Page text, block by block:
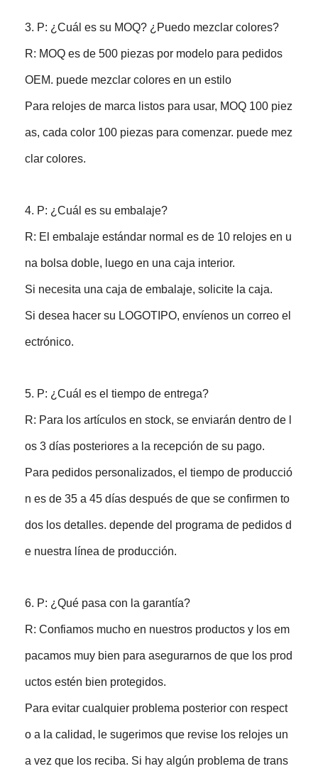
3. P: ¿Cuál es su MOQ? ¿Puedo mezclar colores?
R: MOQ es de 500 piezas por modelo para pedidos
OEM. puede mezclar colores en un estilo
Para relojes de marca listos para usar, MOQ 100 piez
as, cada color 100 piezas para comenzar. puede mez
clar colores.
4. P: ¿Cuál es su embalaje?
R: El embalaje estándar normal es de 10 relojes en u
na bolsa doble, luego en una caja interior.
Si necesita una caja de embalaje, solicite la caja.
Si desea hacer su LOGOTIPO, envíenos un correo el
ectrónico.
5. P: ¿Cuál es el tiempo de entrega?
R: Para los artículos en stock, se enviarán dentro de l
os 3 días posteriores a la recepción de su pago.
Para pedidos personalizados, el tiempo de producció
n es de 35 a 45 días después de que se confirmen to
dos los detalles. depende del programa de pedidos d
e nuestra línea de producción.
6. P: ¿Qué pasa con la garantía?
R: Confiamos mucho en nuestros productos y los em
pacamos muy bien para asegurarnos de que los prod
uctos estén bien protegidos.
Para evitar cualquier problema posterior con respect
o a la calidad, le sugerimos que revise los relojes un
a vez que los reciba. Si hay algún problema de trans